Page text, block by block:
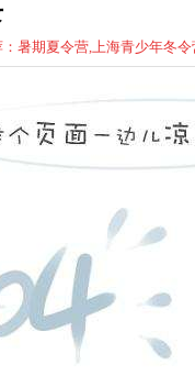
暑期夏令营,上海青少年冬令